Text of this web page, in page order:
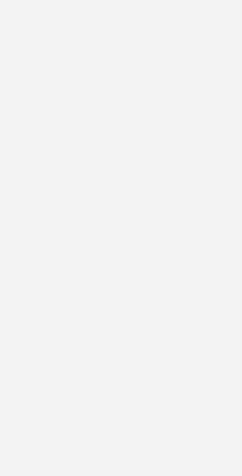
damit einverstanden, über
und eine Abmeldung ist
mit Daten finden Sie
einen unserer weiteren